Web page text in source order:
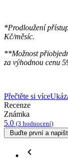
*Prodloužení
Kč/měsíc.
**Možnost
za výhodnou cenu
Přečtěte si více
Recenze
Známka
5.0 (3 hodnocení)
Buďte první a
chevron_left